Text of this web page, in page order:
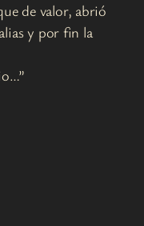
de valor, abrió
y por fin la